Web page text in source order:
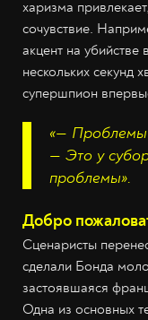
харизма
сочувствие.
акцент на убийстве
нескольких секунд
супершпион
«— Проблемы
— Это у
проблемы».
Добро
Сценаристы
сделали Бонда
застоявшаяся
Одна из основных